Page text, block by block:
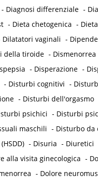
- Diagnosi differenziale -
- Dieta chetogenica -
Dilatatori vaginali -
della tiroide -
- Disperazione -
- Disturbi cognitivi -
- Disturbi dell'orgasmo
psichici - Disturbi
maschili - Disturbo da
- Disuria - Diuretici
alla visita ginecologica -
- Dolore